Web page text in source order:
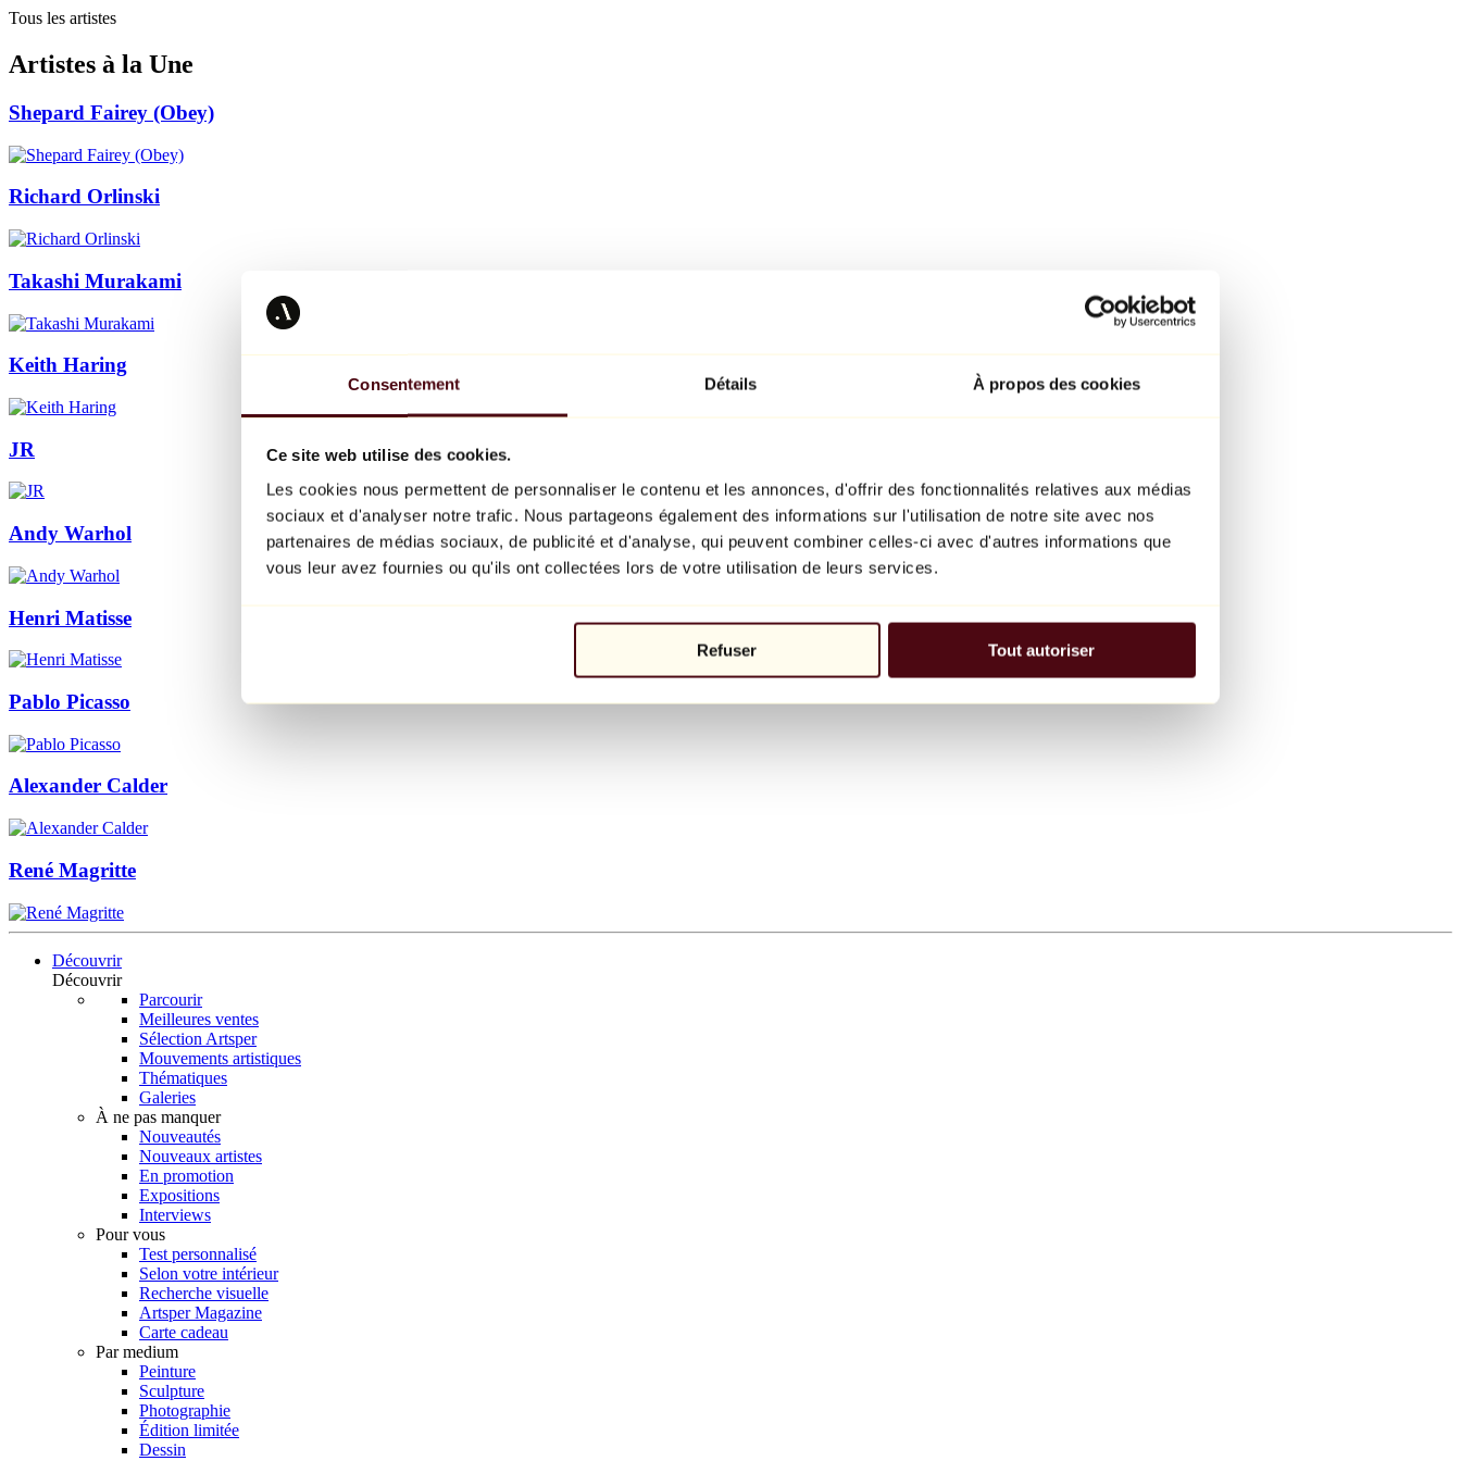
Consentement Détails À propos des cookies
Ce site web utilise des cookies.
Les cookies nous permettent de personnaliser le contenu et les annonces, d'offrir des fonctionnalités relatives aux médias
sociaux et d'analyser notre trafic. Nous partageons également des informations sur l'utilisation de notre site avec nos
partenaires de médias sociaux, de publicité et d'analyse, qui peuvent combiner celles-ci avec d'autres informations que
vous leur avez fournies ou qu'ils ont collectées lors de votre utilisation de leurs services.
Refuser Tout autoriser
Tous les artistes
Artistes à la Une
Shepard Fairey (Obey)
Richard Orlinski
Takashi Murakami
Keith Haring
JR
Andy Warhol
Henri Matisse
Pablo Picasso
Alexander Calder
René Magritte
Découvrir
Découvrir
Parcourir
Meilleures ventes
Sélection Artsper
Mouvements artistiques
Thématiques
Galeries
À ne pas manquer
Nouveautés
Nouveaux artistes
En promotion
Expositions
Interviews
Pour vous
Test personnalisé
Selon votre intérieur
Recherche visuelle
Artsper Magazine
Carte cadeau
Par medium
Peinture
Sculpture
Photographie
Édition limitée
Dessin